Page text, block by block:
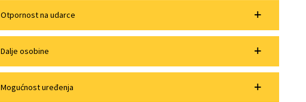
Otpornost na udarce
Dalje osobine
Mogućnost uređenja